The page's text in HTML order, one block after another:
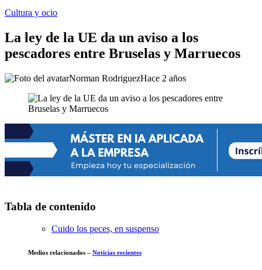
Cultura y ocio
La ley de la UE da un aviso a los
pescadores entre Bruselas y Marruecos
Norman RodriguezHace 2 años
Tabla de contenido
Cuido los peces, en suspenso
Medios relacionados – Noticias recientes